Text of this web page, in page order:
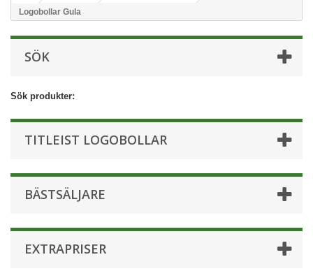
Logobollar Gula
SÖK
Sök produkter:
TITLEIST LOGOBOLLAR
BÄSTSÄLJARE
EXTRAPRISER